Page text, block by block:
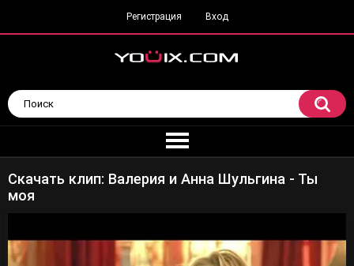
Регистрация Вход
Скачать клип: Валерия и Анна Шульгина - Ты
моя